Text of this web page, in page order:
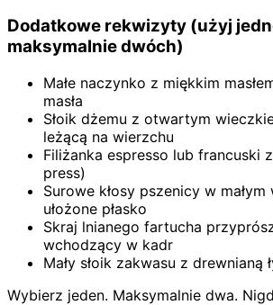
Dodatkowe rekwizyty (użyj
maksymalnie dwóch)
Małe naczynko z miękkim
masła
Słoik dżemu z otwartym
leżącą na wierzchu
Filiżanka espresso lub francuski
press)
Surowe kłosy pszenicy w
ułożone płasko
Skraj lnianego fartucha
wchodzący w kadr
Mały słoik zakwasu z drewnianą
Wybierz jeden. Maksymalnie dwa.